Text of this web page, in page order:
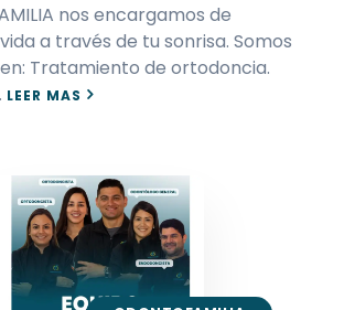
nos encargamos de
a través de tu sonrisa. Somos
Tratamiento de ortodoncia.
LEER MAS